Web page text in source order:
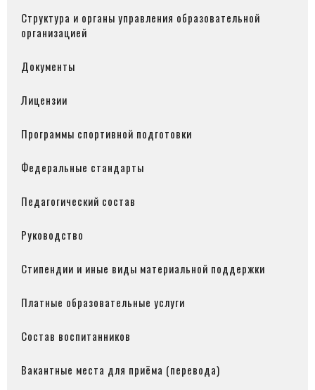
Структура и органы управления образовательной
организацией
Документы
Лицензии
Программы спортивной подготовки
Федеральные стандарты
Педагогический состав
Руководство
Стипендии и иные виды материальной поддержки
Платные образовательные услуги
Состав воспитанников
Вакантные места для приёма (перевода)